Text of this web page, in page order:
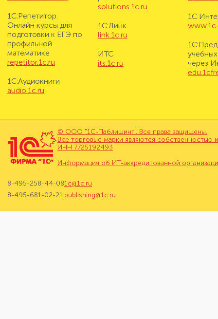
1С:Репетитор.
Онлайн курсы для
подготовки к ЕГЭ по
профильной
математике
repetitor.1c.ru
1С:Аудиокниги
audio.1c.ru
solutions.1c.ru
1С:Линк
link.1c.ru
ИТС
its.1c.ru
1С
через
© ООО "1С-Паблишинг". Все права защищены.
Все торговые марки являются собственностью
ИНН 7725192493
Информация об ИТ-аккредитованной
8-495-258-44-08
8-495-681-02-21
1c@1c.ru
publishing@1c.ru